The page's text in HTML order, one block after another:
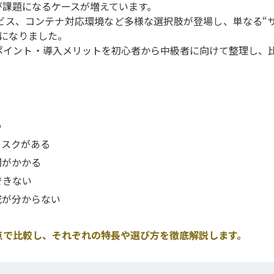
題になるケースが増えています。
、コンテナ対応環境など多様な選択肢が登場し、単なる“
りました。
ント・導入メリットを初心者から中級者に向けて整理し、
クがある
かかる
ない
分からない
比較し、それぞれの特長や選び方を徹底解説します。